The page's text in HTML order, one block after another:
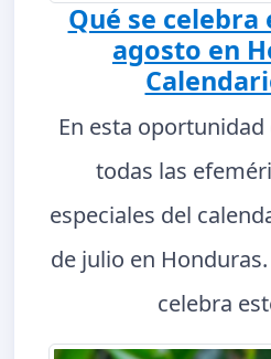
Qué se celebra
agosto en
En esta
todas las
especiales del
de julio en
celebra